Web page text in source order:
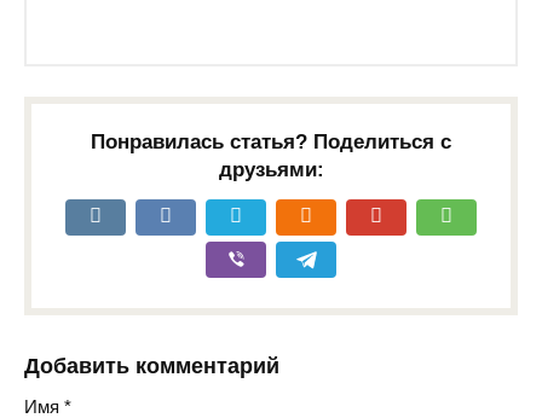
Понравилась статья? Поделиться с
друзьями:
Добавить комментарий
Имя *